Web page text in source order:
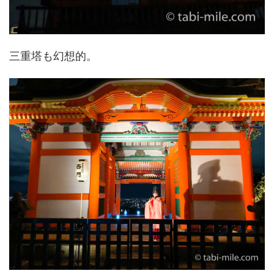
三重塔も幻想的。